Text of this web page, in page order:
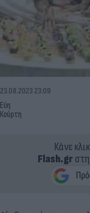
Εύη
Κούρτη
23.08.2023 23:09
Κάνε
Flash.gr